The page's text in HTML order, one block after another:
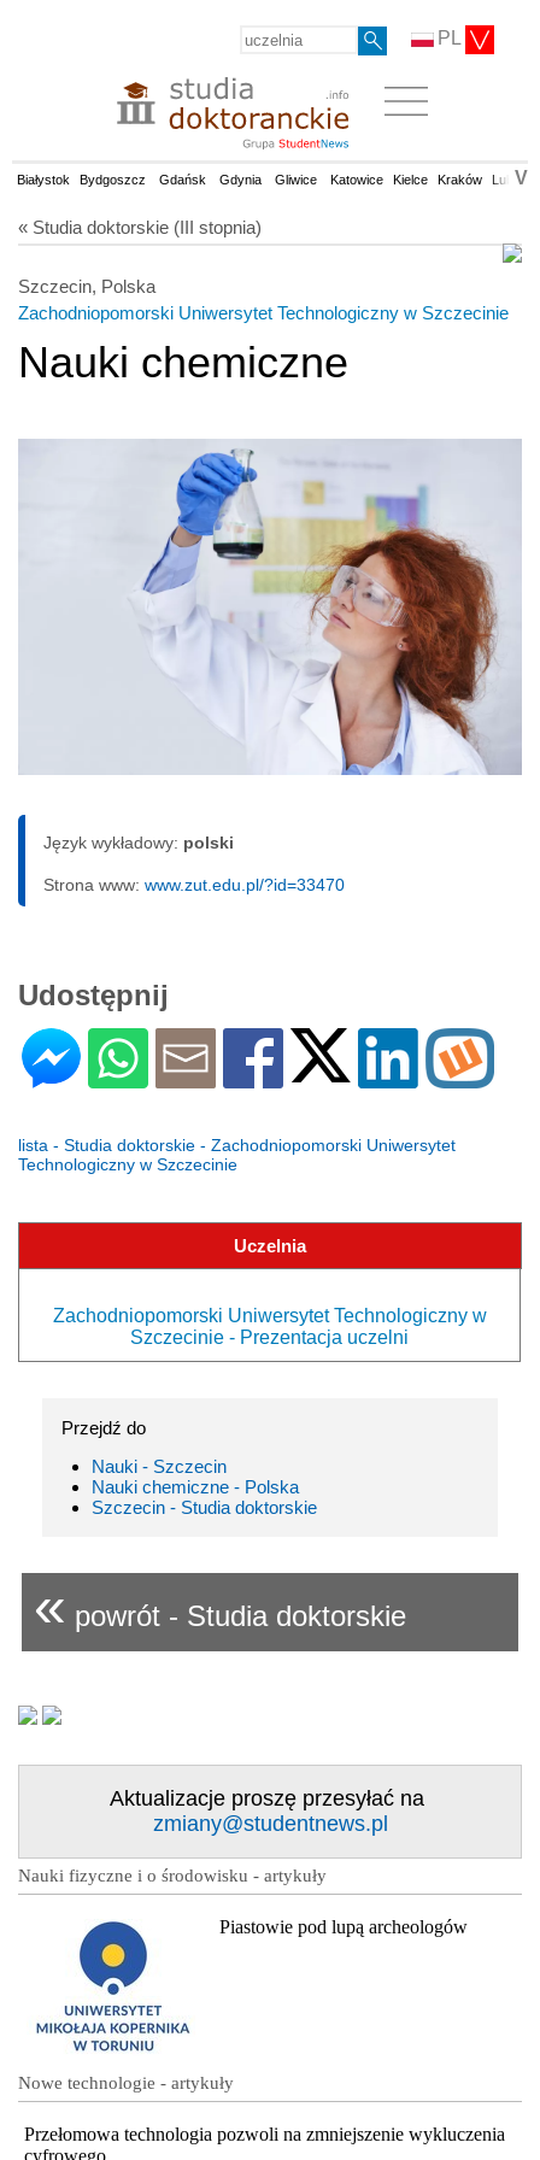
PL
Białystok Bydgoszcz Gdańsk Gdynia Gliwice Katowice Kielce Kraków Lublin
V
« Studia doktorskie (III stopnia)
Szczecin, Polska
Zachodniopomorski Uniwersytet Technologiczny w Szczecinie
Nauki chemiczne
Język wykładowy: polski
Strona www: www.zut.edu.pl/?id=33470
Udostępnij
lista - Studia doktorskie - Zachodniopomorski Uniwersytet
Technologiczny w Szczecinie
Uczelnia
Zachodniopomorski Uniwersytet Technologiczny w
Szczecinie - Prezentacja uczelni
Przejdź do
Nauki - Szczecin
Nauki chemiczne - Polska
Szczecin - Studia doktorskie
« powrót - Studia doktorskie
Aktualizacje proszę przesyłać na
zmiany@studentnews.pl
Nauki fizyczne i o środowisku - artykuły
Piastowie pod lupą archeologów
Nowe technologie - artykuły
Przełomowa technologia pozwoli na zmniejszenie wykluczenia
cyfrowego